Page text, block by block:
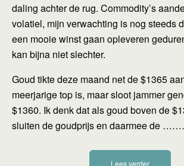
daling achter de rug. Commodity’s
volatiel, mijn verwachting is nog steeds
een mooie winst gaan opleveren
kan bijna niet slechter.
Goud tikte deze maand net de $1365
meerjarige top is, maar sloot jammer
$1360. Ik denk dat als goud boven de
sluiten de goudprijs en daarmee de
Lees verder